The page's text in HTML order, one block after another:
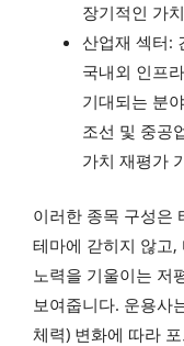
장기적인 가
산업재 섹터:
국내외 인프
기대되는 분
조선 및 중공
가치 재평가
이러한 종목 구성은
테마에 갇히지 않고,
노력을 기울이는 저
보여줍니다. 운용사
체력) 변화에 따라